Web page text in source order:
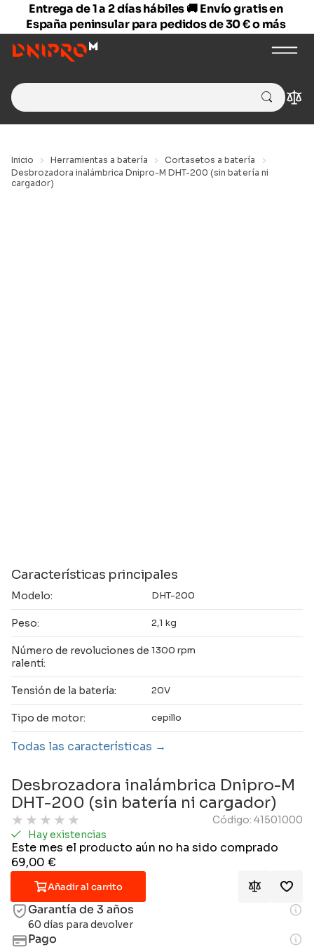
Entrega de 1 a 2 días hábiles 🚚 Envío gratis en
España peninsular para pedidos de 30 € o más
Search
for:
Inicio Herramientas a batería
Cortasetos a batería
Desbrozadora inalámbrica Dnipro-M DHT-200 (sin batería ni
cargador)
Características principales
Modelo: DHT-200
Peso: 2,1 kg
Número de revoluciones de
ralentí:
1300 rpm
Tensión de la batería: 20V
Tipo de motor: cepillo
Todas las características
Desbrozadora inalámbrica Dnipro-M
DHT-200 (sin batería ni cargador)
★ ★ ★ ★ ★ Código: 41501000
Hay existencias
Este mes el producto aún no ha sido comprado
69,00€
Añadir al carrito
Garantía de 3 años
60 días para devolver
Pago